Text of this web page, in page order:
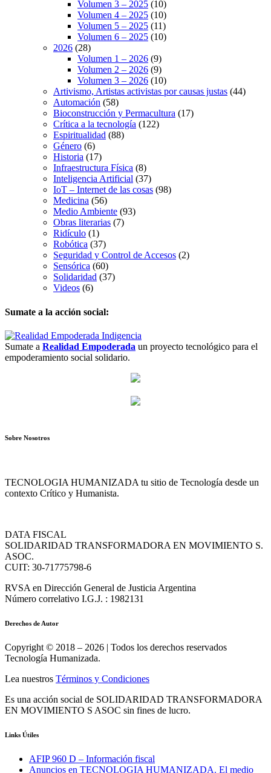
Volumen 3 – 2025 (10)
Volumen 4 – 2025 (10)
Volumen 5 – 2025 (11)
Volumen 6 – 2025 (10)
2026 (28)
Volumen 1 – 2026 (9)
Volumen 2 – 2026 (9)
Volumen 3 – 2026 (10)
Artivismo, Artistas activistas por causas justas (44)
Automación (58)
Bioconstrucción y Permacultura (17)
Crítica a la tecnología (122)
Espiritualidad (88)
Género (6)
Historia (17)
Infraestructura Física (8)
Inteligencia Artificial (37)
IoT – Internet de las cosas (98)
Medicina (56)
Medio Ambiente (93)
Obras literarias (7)
Ridículo (1)
Robótica (37)
Seguridad y Control de Accesos (2)
Sensórica (60)
Solidaridad (37)
Videos (6)
Sumate a la acción social:
Sumate a Realidad Empoderada un proyecto tecnológico para el
empoderamiento social solidario.
Sobre Nosotros
TECNOLOGIA HUMANIZADA tu sitio de Tecnología desde un
contexto Crítico y Humanista.
DATA FISCAL
SOLIDARIDAD TRANSFORMADORA EN MOVIMIENTO S.
ASOC.
CUIT: 30-71775798-6
RVSA en Dirección General de Justicia Argentina
Número correlativo I.G.J. : 1982131
Derechos de Autor
Copyright © 2018 – 2026 | Todos los derechos reservados
Tecnología Humanizada.
Lea nuestros Términos y Condiciones
Es una acción social de SOLIDARIDAD TRANSFORMADORA
EN MOVIMIENTO S ASOC sin fines de lucro.
Links Útiles
AFIP 960 D – Información fiscal
Anuncios en TECNOLOGIA HUMANIZADA. El medio